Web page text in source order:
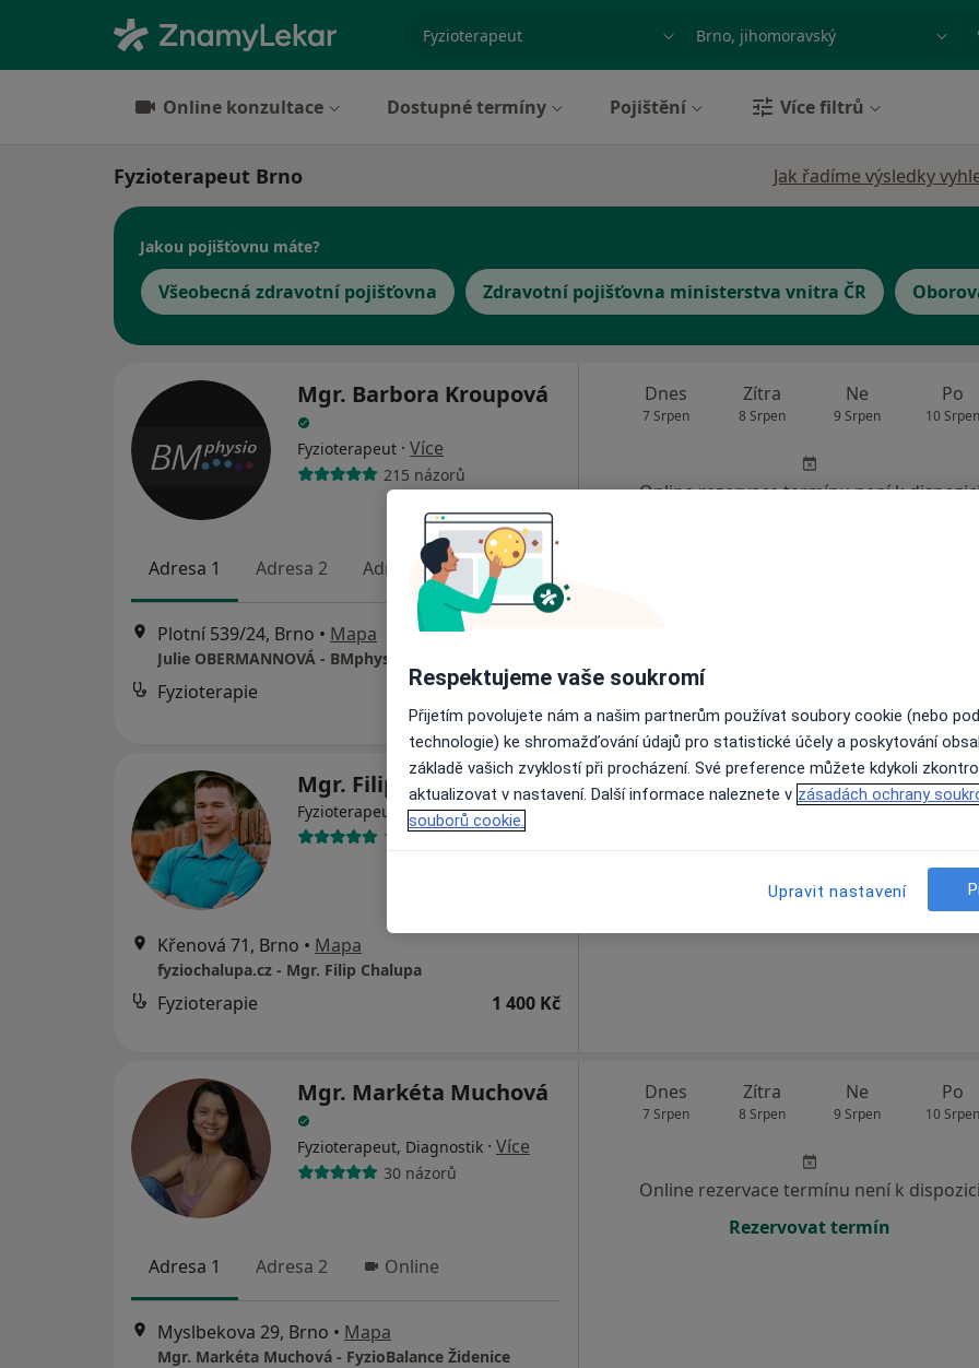
Město nebo region
Online konzultace Dostupné termíny Pojištění Více filtrů
Fyzioterapeut Brno Jak řadíme výsledky
Jakou pojišťovnu máte?
Všeobecná zdravotní pojišťovna Zdravotní pojišťovna ministerstva vnitra ČR
Mgr. Barbora Kroupová
Fyzioterapeut · Více
215 názorů
Adresa 1 Adresa 2 Adresa 3
Plotní 539/24, Brno • Mapa
Fyzioterapie od 1 000 kč
Dnes
7 Srpen
Zítra
8 Srpen
Ne
9 Srpen
Po
10 Srpen
Online rezervace termínu není k
Mgr. Filip Chalupa
Fyzioterapeut ·Více
123 názorů
Křenová 71, Brno • Mapa
fyziochalupa.cz - Mgr. Filip Chalupa
Fyzioterapie 1 400 Kč
Dnes
7 Srpen
Zítra
8 Srpen
Ne
9 Srpen
Po
10
Online rezervace termínu není k
Mgr. Markéta Muchová
Fyzioterapeut, Diagnostik · Více
30 názorů
Adresa 1 Adresa 2 Online
Myslbekova 29, Brno • Mapa
Mgr. Markéta Muchová - FyzioBalance Židenice
Dnes
7 Srpen
Zítra
8 Srpen
Ne
9 Srpen
Po
10 Srpen
Online rezervace termínu není k dispozici
Rezervovat termín
Respektujeme vaše soukromí
Přijetím povolujete nám a našim partnerům používat soubory cookie (nebo
technologie) ke shromažďování údajů pro statistické účely a poskytování
základě vašich zvyklostí při procházení. Své preference můžete kdykoli
aktualizovat v nastavení. Další informace naleznete v zásadách ochrany
souborů cookie.
Upravit nastavení